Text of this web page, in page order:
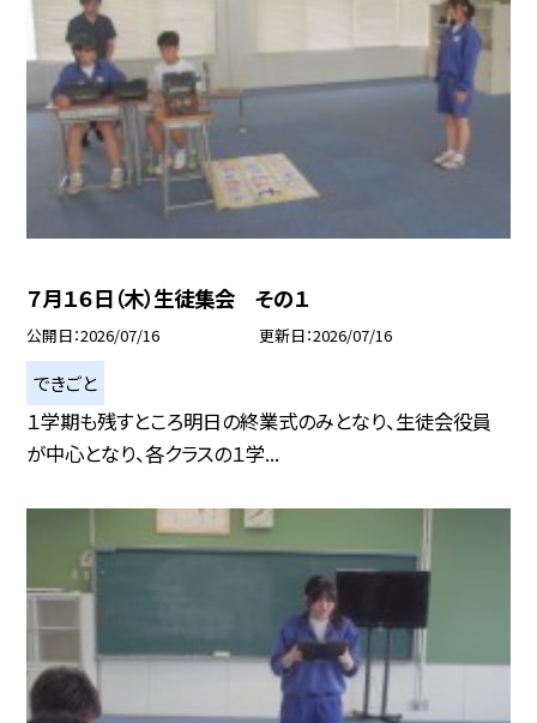
７月１６日（木）生徒集会 その１
公開日 2026/07/16 更新日 2026/07/16
できごと
１学期も残すところ明日の終業式のみとなり、生徒会役員
が中心となり、各クラスの１学...